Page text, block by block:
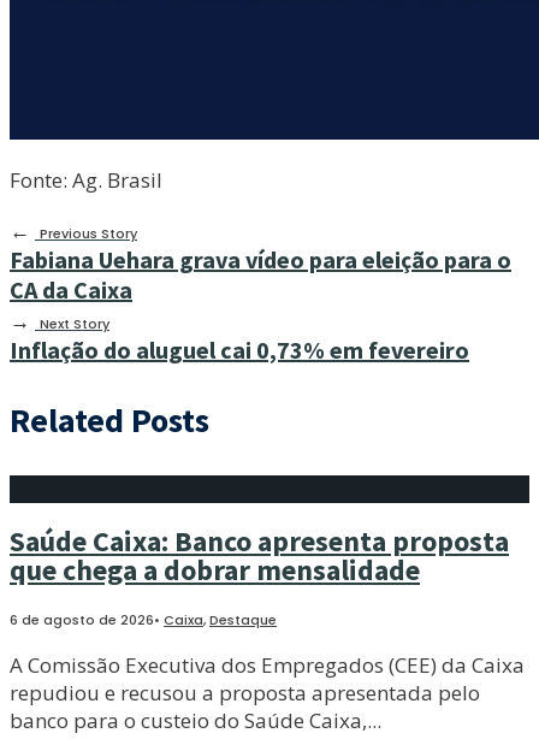
Fonte: Ag. Brasil
←
Previous Story
Fabiana Uehara grava vídeo para eleição para o
CA da Caixa
→ Next Story
Inflação do aluguel cai 0,73% em fevereiro
Related Posts
Saúde Caixa: Banco apresenta proposta
que chega a dobrar mensalidade
6 de agosto de 2026• Caixa,Destaque
A Comissão Executiva dos Empregados (CEE) da Caixa
repudiou e recusou a proposta apresentada pelo
banco para o custeio do Saúde Caixa,...